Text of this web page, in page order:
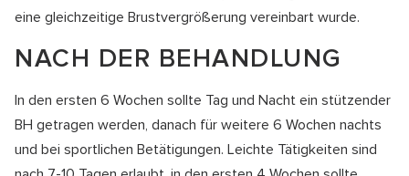
eine gleichzeitige Brustvergrößerung vereinbart wurde.
NACH DER BEHANDLUNG
In den ersten 6 Wochen sollte Tag und Nacht ein stützender
BH getragen werden, danach für weitere 6 Wochen nachts
und bei sportlichen Betätigungen. Leichte Tätigkeiten sind